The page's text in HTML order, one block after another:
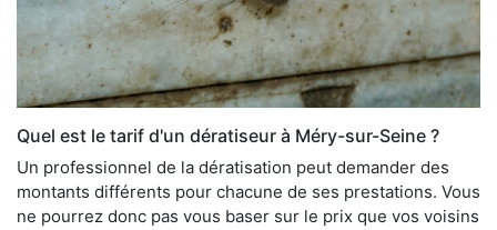
Quel est le tarif d'un dératiseur à Méry-sur-Seine ?
Un professionnel de la dératisation peut demander des
montants différents pour chacune de ses prestations. Vous
ne pourrez donc pas vous baser sur le prix que vos voisins